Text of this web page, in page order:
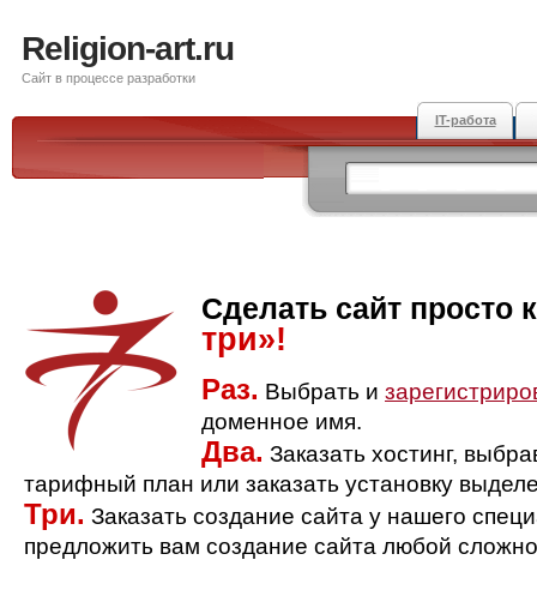
Religion-art.ru
Сайт в процессе разработки
IT-работа
Сделать сайт просто
три»!
Раз. Выбрать и
доменное имя.
Два. Заказать хостинг,
тарифный план или заказать установку
Три. Заказать создание сайта у нашего
предложить вам создание сайта любой